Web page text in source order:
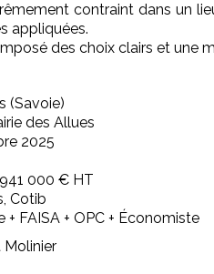
contraint dans un
appliquées.
des choix clairs et une
(Savoie)
des Allues
2025
941 000 € HT
Cotib
+ FAISA + OPC + Économiste
Molinier